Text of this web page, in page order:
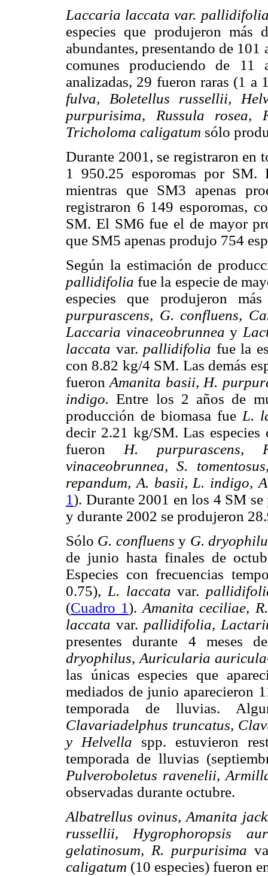
Laccaria laccata var.
especies que produjeron más
abundantes, presentando de 101
comunes produciendo de 11
analizadas, 29 fueron raras (1 a
fulva, Boletellus russellii,
purpurisima, Russula rosea,
Tricholoma caligatum sólo
Durante 2001, se registraron en
1 950.25 esporomas por SM.
mientras que SM3 apenas
registraron 6 149 esporomas,
SM. El SM6 fue el de mayor
que SM5 apenas produjo 754
Según la estimación de
pallidifoliafue la especie de
especies que produjeron
purpurascens, G. confluens,
Laccaria vinaceobrunnea y
laccata var. pallidifolia fue la
con 8.82 kg/4 SM. Las demás
fueronAmanita basii, H.
indigo.Entre los 2 años de
producción de biomasa fue L.
decir 2.21 kg/SM. Las
fueron H. purpurascens,
vinaceobrunnea, S.
repandum, A. basii, L. indigo,
1). Durante 2001 en los 4 SM
y durante 2002 se produjeron
Sólo G. confluensy G.
de junio hasta finales de
Especies con frecuencias
0.75), L. laccatavar.
(Cuadro 1).Amanita ceciliae,
laccata var. pallidifolia,
presentes durante 4 meses
dryophilus, Auricularia
las únicas especies que
mediados de junio aparecieron
temporada de lluvias.
Clavariadelphus truncatus,
y Helvella spp. estuvieron
temporada de lluvias
Pulveroboletus ravenelii,
observadas durante octubre.
Albatrellus ovinus, Amanita
russellii, Hygrophoropsis
gelatinosum, R. purpurisima
caligatum (10 especies) fueron